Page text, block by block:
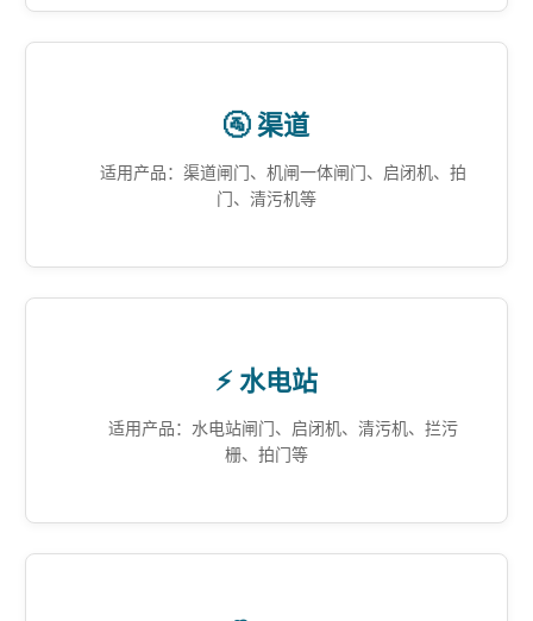
🚰 渠道
适用产品：渠道闸门、机闸一体闸门、启闭机、拍
门、清污机等
⚡ 水电站
适用产品：水电站闸门、启闭机、清污机、拦污
栅、拍门等